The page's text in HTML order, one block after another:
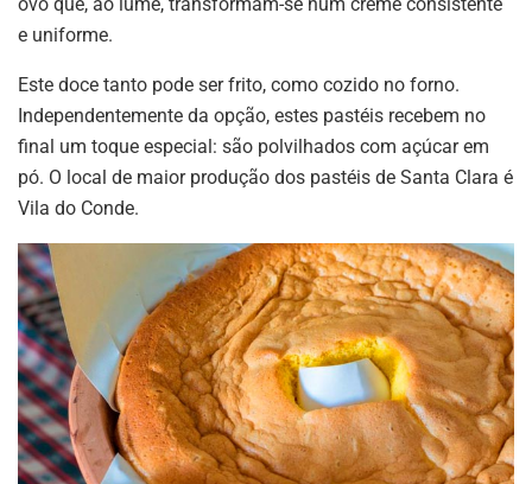
e uniforme.
Este doce tanto pode ser frito, como cozido no forno.
Independentemente da opção, estes pastéis recebem no
final um toque especial: são polvilhados com açúcar em
pó. O local de maior produção dos pastéis de Santa Clara é
Vila do Conde.